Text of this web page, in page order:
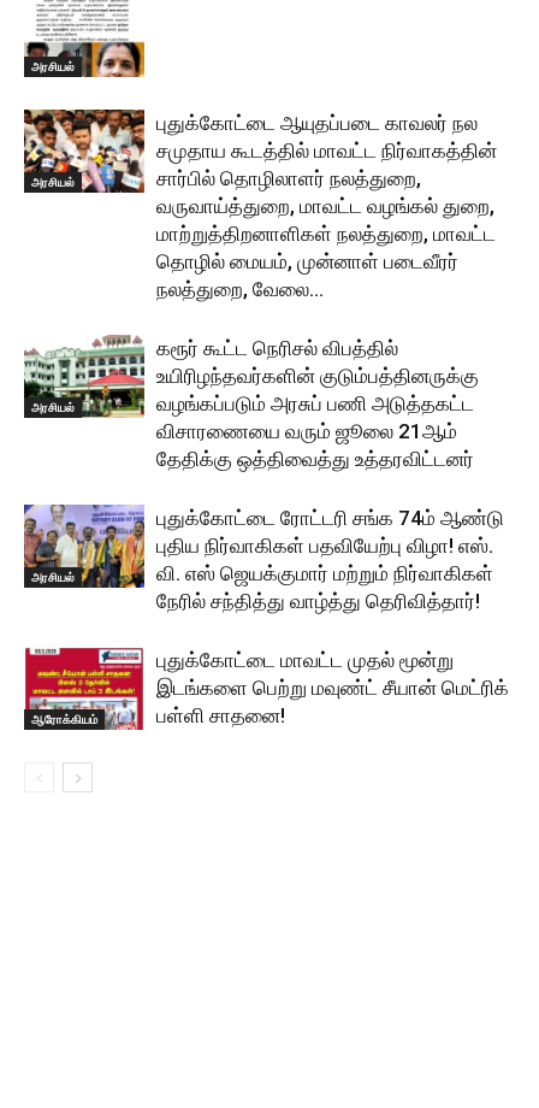
அரசியல்
அரசியல்
புதுக்கோட்டை ஆயுதப்படை காவலர் நல
சமுதாய கூடத்தில் மாவட்ட நிர்வாகத்தின்
சார்பில் தொழிலாளர் நலத்துறை,
வருவாய்த்துறை, மாவட்ட வழங்கல் துறை,
மாற்றுத்திறனாளிகள் நலத்துறை, மாவட்ட
தொழில் மையம், முன்னாள் படைவீரர்
நலத்துறை, வேலை...
அரசியல்
கரூர் கூட்ட நெரிசல் விபத்தில்
உயிரிழந்தவர்களின் குடும்பத்தினருக்கு
வழங்கப்படும் அரசுப் பணி அடுத்தகட்ட
விசாரணையை வரும் ஜூலை 21ஆம்
தேதிக்கு ஒத்திவைத்து உத்தரவிட்டனர்
அரசியல்
புதுக்கோட்டை ரோட்டரி சங்க 74ம் ஆண்டு
புதிய நிர்வாகிகள் பதவியேற்பு விழா! எஸ்.
வி. எஸ் ஜெயக்குமார் மற்றும் நிர்வாகிகள்
நேரில் சந்தித்து வாழ்த்து தெரிவித்தார்!
ஆரோக்கியம்
புதுக்கோட்டை மாவட்ட முதல் மூன்று
இடங்களை பெற்று மவுண்ட் சீயான் மெட்ரிக்
பள்ளி சாதனை!